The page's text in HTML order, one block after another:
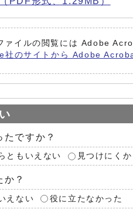
ァイルの閲覧には Adobe
社のサイトから Adobe
ですか？
ともいえない 見つけにくか
？
えない 役に立たなかった